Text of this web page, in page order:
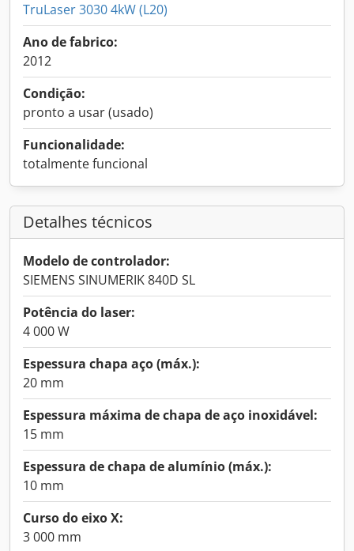
TruLaser 3030 4kW (L20)
Ano de fabrico:
2012
Condição:
pronto a usar (usado)
Funcionalidade:
totalmente funcional
Detalhes técnicos
Modelo de controlador:
SIEMENS SINUMERIK 840D SL
Potência do laser:
4 000 W
Espessura chapa aço (máx.):
20 mm
Espessura máxima de chapa de aço inoxidável:
15 mm
Espessura de chapa de alumínio (máx.):
10 mm
Curso do eixo X:
3 000 mm